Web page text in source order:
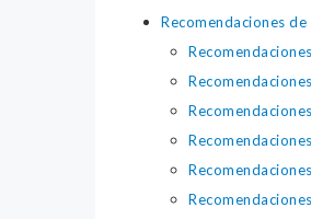
Recomendaciones